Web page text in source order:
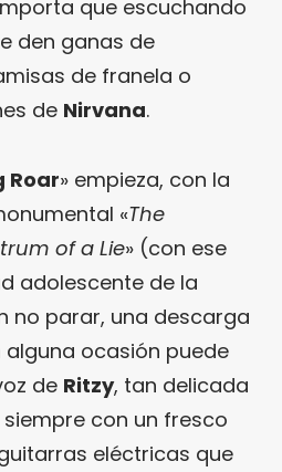
que escuchando
den ganas de
de franela o
de Nirvana.
Roar» empieza, con la
«The
of a Lie» (con ese
adolescente de la
no parar, una descarga
ocasión puede
de Ritzy, tan delicada
con un fresco
eléctricas que